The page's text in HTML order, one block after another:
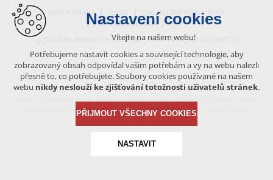
MAPA WEBU
ÚVOD
OBCHODNÍ PODMÍNKY
PORTÁL OBČANA
GIS
VYTVOŘENO V XART.CZ
Obsah tohoto portálu je chráněn autorským právem, které
vykonává vydavatel. Jakékoliv užití článků a fotografií z této podoby
písemného souhlasu vydavatele – BÍTEŠSKO.COM -ZAKÁZÁNO.
Nastavení cookies
Vítejte na našem webu!
Potřebujeme nastavit cookies a související technologie, aby
zobrazovaný obsah odpovídal vašim potřebám a vy na webu nalezli
přesně to, co potřebujete. Soubory cookies používané na našem
webu nikdy neslouží ke zjišťování totožnosti uživatelů stránek.
PŘIJMOUT VŠECHNY COOKIES
NASTAVIT